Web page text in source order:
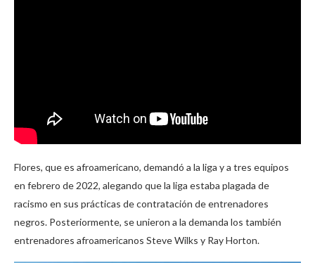
Flores, que es afroamericano, demandó a la liga y a tres equipos
en febrero de 2022, alegando que la liga estaba plagada de
racismo en sus prácticas de contratación de entrenadores
negros. Posteriormente, se unieron a la demanda los también
entrenadores afroamericanos Steve Wilks y Ray Horton.